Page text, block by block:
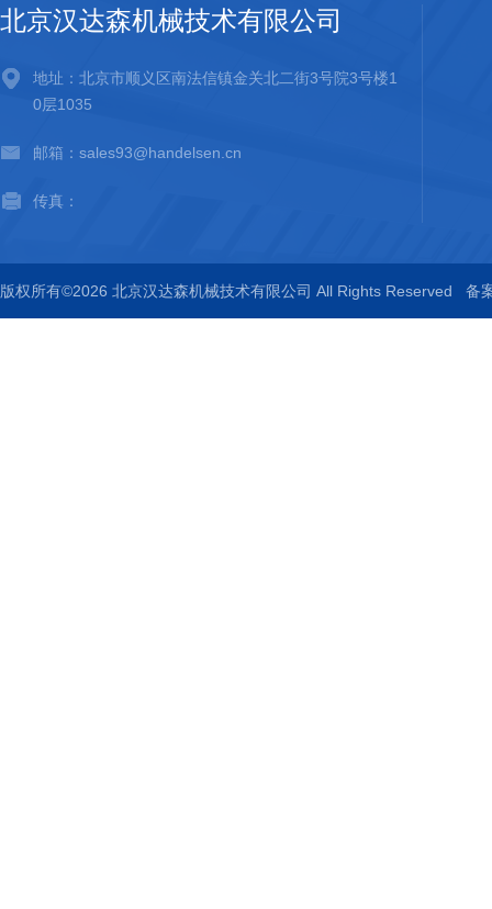
北京汉达森机械技术有限公司
地址：北京市顺义区南法信镇金关北二街3号院3号楼1
0层1035
邮箱：sales93@handelsen.cn
传真：
版权所有©2026 北京汉达森机械技术有限公司 All Rights Reserved 备